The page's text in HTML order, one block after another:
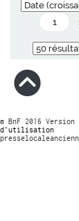
© BnF 2016
d’utilisation